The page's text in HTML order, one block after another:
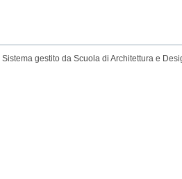
Sistema gestito da Scuola di Architettura e